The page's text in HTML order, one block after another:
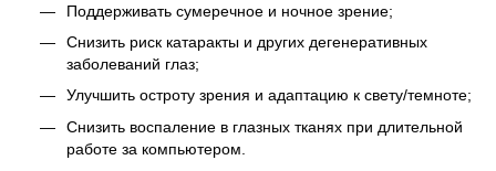
Поддерживать сумеречное и ночное зрение;
Снизить риск катаракты и других дегенеративных
заболеваний глаз;
Улучшить остроту зрения и адаптацию к свету/темноте;
Снизить воспаление в глазных тканях при длительной
работе за компьютером.